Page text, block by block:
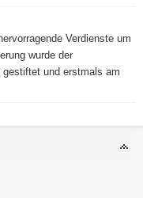
Verdienste um
wurde der
und erstmals am